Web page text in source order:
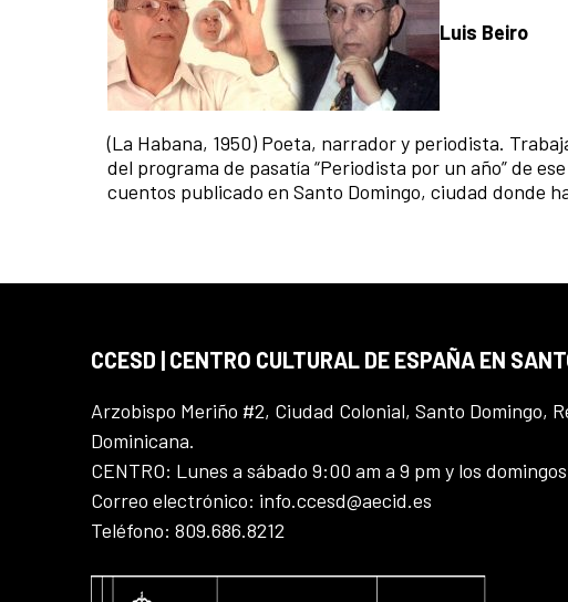
Luis Beiro
(La Habana, 1950) Poeta, narrador y periodista.
del programa de pasatía “Periodista por un año” de
cuentos publicado en Santo Domingo, ciudad donde
CCESD | CENTRO CULTURAL DE ESPAÑA EN
Arzobispo Meriño #2, Ciudad Colonial, Santo Domingo,
Dominicana.
CENTRO: Lunes a sábado 9:00 am a 9 pm y los
Correo electrónico: info.ccesd@aecid.es
Teléfono: 809.686.8212